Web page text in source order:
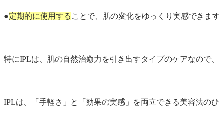
●定期的に使用する ことで、肌の変化をゆっくり実感できま
特にIPLは、肌の自然治癒力を引き出すタイプのケアなので
IPLは、「手軽さ」と「効果の実感」を両立できる美容法の